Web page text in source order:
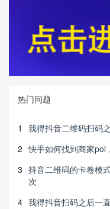
热门问题
1
我得抖音二维码扫码
2 快手如何找到商家poi
3 抖音二维码的卡卷模
次
4 我得抖音扫码之后一